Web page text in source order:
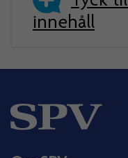
innehåll